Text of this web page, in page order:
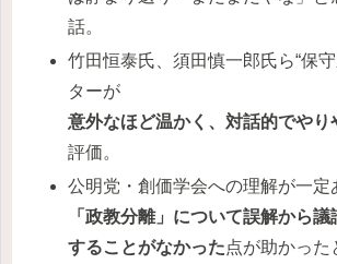
話。
竹田恒泰氏、須田慎一郎氏ら“保
ターが
意外なほど温かく、対話的でやり
評価。
公明党・創価学会への理解が一定
「政教分離」について誤解から議
することがなかった点が助かった